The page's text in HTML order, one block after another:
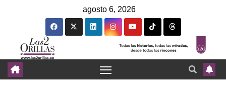
agosto 6, 2026